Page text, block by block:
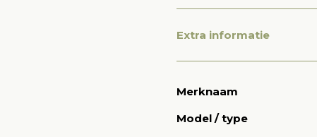
Extra informatie
Merknaam
Model / type